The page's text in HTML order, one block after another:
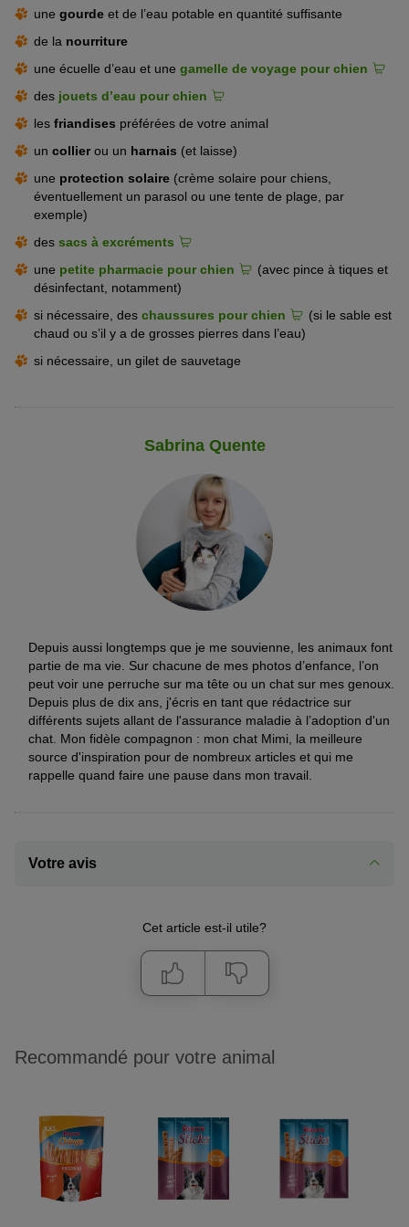
lac de Constance, se trouve une autre zone de baignade
accessible aux chiens.
Au lac de Constance, les lions ne sont pas les seuls à être les bie
nvenus.
© Roman / stock.adobe.com
Sur la rive sud du Titisee, votre chien peut barboter sans souci et
se défouler sur les sentiers de randonnée qui entourent le lac.
votre animal disposerez ici d’une plage entière pour jouer et vous
amuser.
© Михаил Решетников / stock.adobe.com
Les lacs offrent plaisir et rafraîchissement aux animaux et à leurs
maîtres.
une gourde et de l’eau potable en quantité suffisante
de la nourriture
une écuelle d’eau et une gamelle de voyage pour chien
des jouets d’eau pour chien
les friandises préférées de votre animal
un collierou un harnais (et laisse)
une protection solaire (crème solaire pour chiens,
éventuellement un parasol ou une tente de plage, par
exemple)
des sacs à excréments
une petite pharmacie pour chien
(avec pince à tiques et
désinfectant, notamment)
si nécessaire, des chaussures pour chien
(si le sable est
chaud ou s’il y a de grosses pierres dans l’eau)
si nécessaire, un gilet de sauvetage
Sabrina Quente
Depuis aussi longtemps que je me souvienne, les animaux font
partie de ma vie. Sur chacune de mes photos d’enfance, l’on
peut voir une perruche sur ma tête ou un chat sur mes genoux.
Depuis plus de dix ans, j'écris en tant que rédactrice sur
différents sujets allant de l'assurance maladie à l’adoption d'un
chat. Mon fidèle compagnon : mon chat Mimi, la meilleure
source d'inspiration pour de nombreux articles et qui me
rappelle quand faire une pause dans mon travail.
Votre avis
Cet article est-il utile?
Recommandé pour votre animal